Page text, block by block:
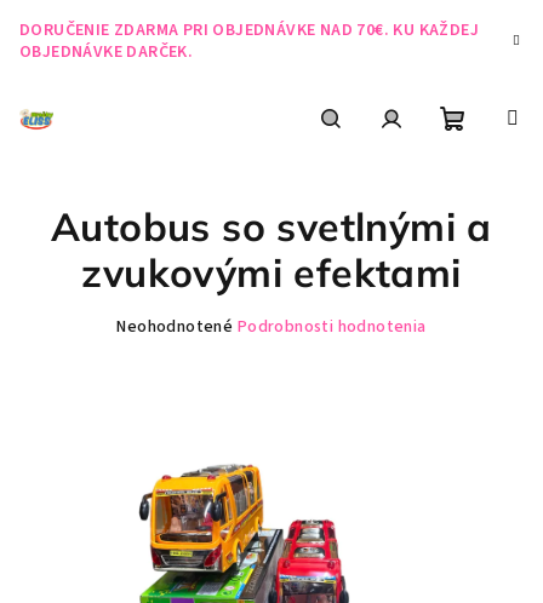
obsah
DORUČENIE ZDARMA PRI OBJEDNÁVKE NAD 70€. KU KAŽDEJ
OBJEDNÁVKE DARČEK.
košík
Autobus so svetlnými a
zvukovými efektami
Priemerné
hviezdičiek.
Neohodnotené Podrobnosti hodnotenia